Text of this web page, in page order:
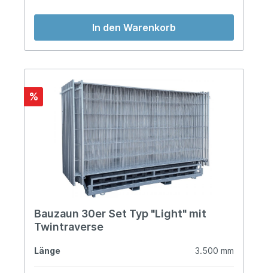
In den Warenkorb
%
Bauzaun 30er Set Typ "Light" mit
Twintraverse
Länge 3.500 mm